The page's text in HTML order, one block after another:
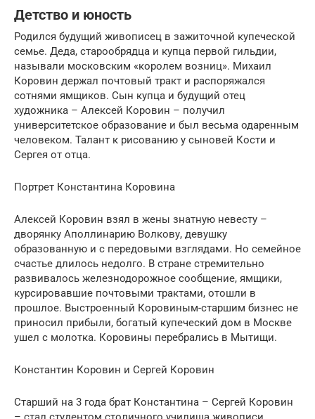
Детство и юность
Родился будущий живописец в зажиточной купеческой
семье. Деда, старообрядца и купца первой гильдии,
называли московским «королем возниц». Михаил
Коровин держал почтовый тракт и распоряжался
сотнями ямщиков. Сын купца и будущий отец
художника – Алексей Коровин – получил
университетское образование и был весьма одаренным
человеком. Талант к рисованию у сыновей Кости и
Сергея от отца.
Портрет Константина Коровина
Алексей Коровин взял в жены знатную невесту –
дворянку Аполлинарию Волкову, девушку
образованную и с передовыми взглядами. Но семейное
счастье длилось недолго. В стране стремительно
развивалось железнодорожное сообщение, ямщики,
курсировавшие почтовыми трактами, отошли в
прошлое. Выстроенный Коровиным-старшим бизнес не
приносил прибыли, богатый купеческий дом в Москве
ушел с молотка. Коровины перебрались в Мытищи.
Константин Коровин и Сергей Коровин
Старший на 3 года брат Константина – Сергей Коровин